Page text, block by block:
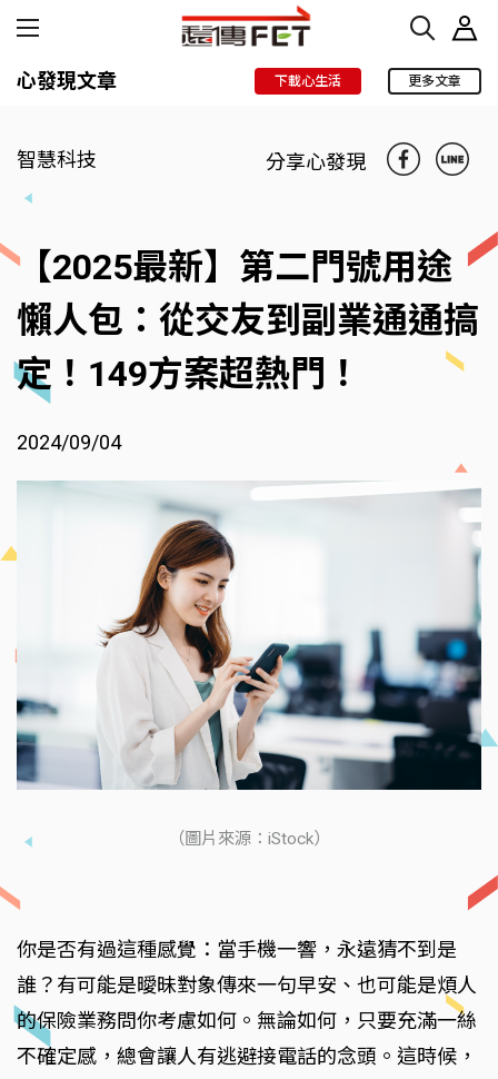
心發現文章 下載心生活 更多文章
智慧科技 分享心發現
【2025最新】第二門號用途
懶人包：從交友到副業通通搞
定！149方案超熱門！
2024/09/04
（圖片來源：iStock）
你是否有過這種感覺：當手機一響，永遠猜不到是
誰？有可能是曖昧對象傳來一句早安、也可能是煩人
的保險業務問你考慮如何。無論如何，只要充滿一絲
不確定感，總會讓人有逃避接電話的念頭。這時候，